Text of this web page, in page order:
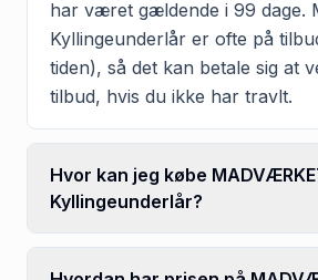
har været gældende i 99 dage.
Kyllingeunderlår er ofte på
tiden), så det kan betale sig at
tilbud, hvis du ikke har travlt.
Hvor kan jeg købe
Kyllingeunderlår?